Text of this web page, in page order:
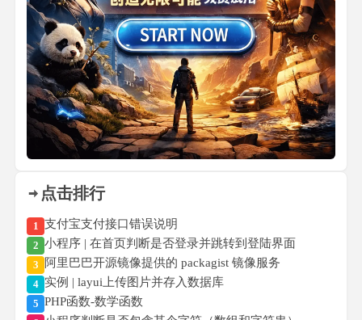
点击排行
1 支付宝支付接口错误说明
2 小程序 | 在首页判断是否登录并跳转到登陆界面
3 阿里巴巴开源镜像提供的 packagist 镜像服务
4 实例 | layui上传图片并存入数据库
5 PHP函数-数学函数